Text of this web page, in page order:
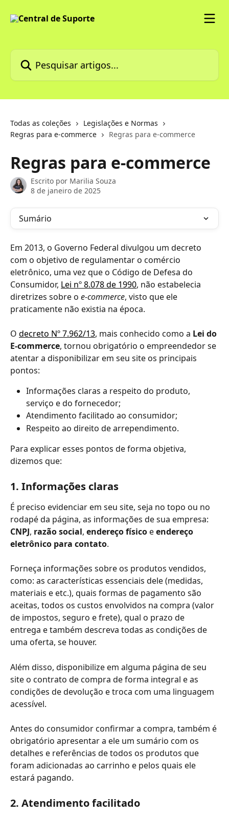
Pesquisar artigos...
Todas as coleções
Legislações e Normas
Regras para e-commerce
Regras para e-commerce
Regras para e-commerce
Escrito por Marilia Souza
8 de janeiro de 2025
Sumário
Em 2013, o Governo Federal divulgou um decreto
com o objetivo de regulamentar o comércio
eletrônico, uma vez que o Código de Defesa do
Consumidor, Lei nº 8.078 de 1990, não estabelecia
diretrizes sobre o e-commerce, visto que ele
praticamente não existia na época.
O decreto Nº 7.962/13, mais conhecido como a Lei do
E-commerce, tornou obrigatório o empreendedor se
atentar a disponibilizar em seu siteos principais
pontos:
Informações claras a respeito do produto,
serviço e do fornecedor;
Atendimento facilitado ao consumidor;
Respeito ao direito de arrependimento.
Para explicar esses pontos de forma objetiva,
dizemos que:
1. Informações claras
É preciso evidenciar em seu site, seja no topo ou no
rodapé da página, as informações de sua empresa:
CNPJ, razão social, endereço físico e endereço
eletrônico para contato.
Forneça informações sobre os produtos vendidos,
como: as características essenciais dele (medidas,
materiais e etc.), quais formas de pagamento são
aceitas, todos os custos envolvidos na compra (valor
de impostos, seguro e frete), qual o prazo de
entrega e também descreva todas as condições de
uma oferta, se houver.
Além disso, disponibilize em alguma página de seu
site o contrato de compra de forma integral e as
condições de devolução e troca com uma linguagem
acessível.
Antes do consumidor confirmar a compra, também é
obrigatório apresentar a ele um sumário com os
detalhes e referências de todos os produtos que
foram adicionadas ao carrinho e pelos quais ele
estará pagando.
2. Atendimento facilitado